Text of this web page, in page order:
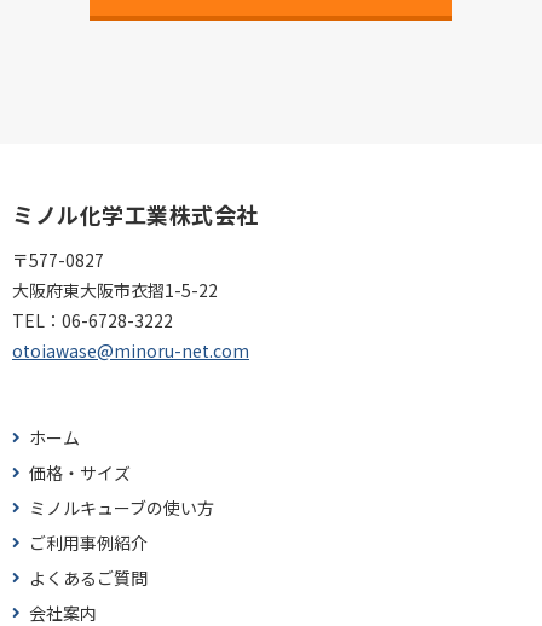
ミノル化学工業株式会社
〒577-0827
大阪府東大阪市衣摺1-5-22
TEL： 06-6728-3222
otoiawase@minoru-net.com
ホーム
価格・サイズ
ミノルキューブの使い方
ご利用事例紹介
よくあるご質問
会社案内